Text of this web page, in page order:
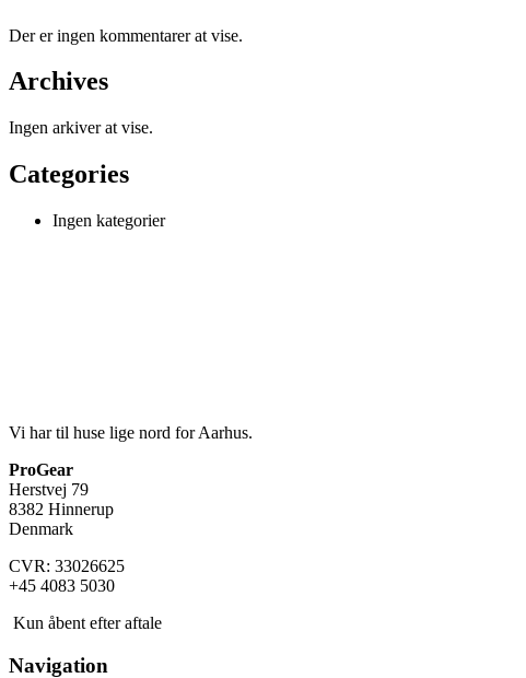
Der er ingen kommentarer at vise.
Archives
Ingen arkiver at vise.
Categories
Ingen kategorier
Vi har til huse lige nord for Aarhus.
ProGear
Herstvej 79
8382 Hinnerup
Denmark
CVR: 33026625
+45 4083 5030
Kun åbent efter aftale
Navigation